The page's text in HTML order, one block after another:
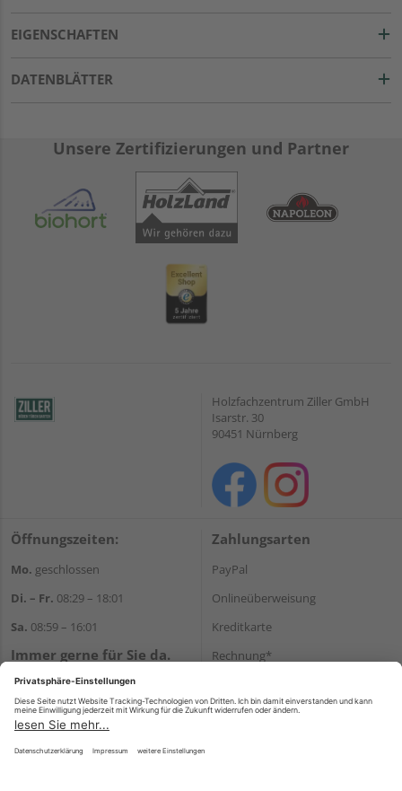
EIGENSCHAFTEN
DATENBLÄTTER
Unsere Zertifizierungen und Partner
Holzfachzentrum Ziller GmbH
Isarstr. 30
90451 Nürnberg
Öffnungszeiten:
Mo. geschlossen
Di. – Fr. 08:29 – 18:01
Sa. 08:59 – 16:01
Immer gerne für Sie da.
E-Mail:kontakt@holzziller.de
Zahlungsarten
PayPal
Onlineüberweisung
Kreditkarte
Rechnung*
Versand